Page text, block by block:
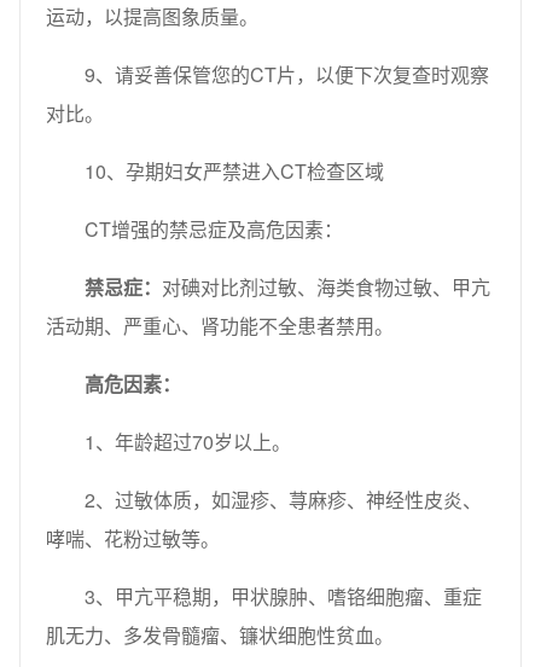
运动，以提高图象质量。
9、请妥善保管您的CT片，以便下次复查时观察
对比。
10、孕期妇女严禁进入CT检查区域
CT增强的禁忌症及高危因素：
禁忌症： 对碘对比剂过敏、海类食物过敏、甲亢
活动期、严重心、肾功能不全患者禁用。
高危因素：
1、年龄超过70岁以上。
2、过敏体质，如湿疹、荨麻疹、神经性皮炎、
哮喘、花粉过敏等。
3、甲亢平稳期，甲状腺肿、嗜铬细胞瘤、重症
肌无力、多发骨髓瘤、镰状细胞性贫血。